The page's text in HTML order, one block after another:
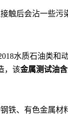
后会沾一些
水质石油类和
，该金属测试油
铁、有色金属